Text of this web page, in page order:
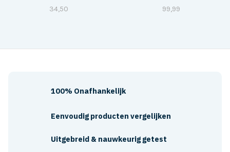
34,50 99,99
100% Onafhankelijk
Eenvoudig producten vergelijken
Uitgebreid & nauwkeurig getest